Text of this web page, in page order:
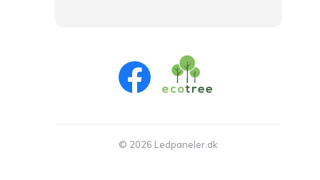
© 2026 Ledpaneler.dk